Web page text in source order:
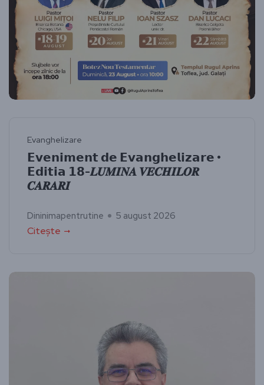
Evanghelizare
𝗘𝘃𝗲𝗻𝗶𝗺𝗲𝗻𝘁 𝗱𝗲 𝗘𝘃𝗮𝗻𝗴𝗵𝗲𝗹𝗶𝘇𝗮𝗿𝗲 •
𝗘𝗱𝗶𝘁𝗶𝗮 𝟭𝟴-𝑳𝑼𝑴𝑰𝑵𝑨 𝑽𝑬𝑪𝑯𝑰𝑳𝑶𝑹
𝑪𝑨𝑹𝑨𝑹𝑰
Dininimapentrutine 5 august 2026
Citește